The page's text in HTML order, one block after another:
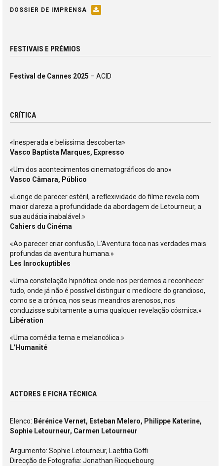
DOSSIER DE IMPRENSA
FESTIVAIS E PRÉMIOS
Festival de Cannes 2025 – ACID
CRÍTICA
«Inesperada e belíssima descoberta»
Vasco Baptista Marques, Expresso
«Um dos acontecimentos cinematográficos do ano»
Vasco Câmara, Público
«Longe de parecer estéril, a reflexividade do filme revela com
maior clareza a profundidade da abordagem de Letourneur, a
sua audácia inabalável.»
Cahiers du Cinéma
«Ao parecer criar confusão, L’Aventura toca nas verdades mais
profundas da aventura humana.»
Les Inrockuptibles
«Uma constelação hipnótica onde nos perdemos a reconhecer
tudo, onde já não é possível distinguir o medíocre do grandioso,
como se a crónica, nos seus meandros arenosos, nos
conduzisse subitamente a uma qualquer revelação cósmica.»
Libération
«Uma comédia terna e melancólica.»
L’Humanité
ACTORES E FICHA TÉCNICA
Elenco: Bérénice Vernet, Esteban Melero, Philippe Katerine,
Sophie Letourneur, Carmen Letourneur
Argumento: Sophie Letourneur, Laetitia Goffi
Direcção de Fotografia: Jonathan Ricquebourg